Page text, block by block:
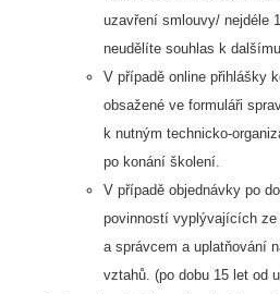
uzavření smlouvy/ nejdéle
neudělíte souhlas k
V případě online přihlášky
obsažené ve formuláři
k nutným technicko-
po konání školení.
V případě objednávky po
povinností vyplývajících
a správcem a uplatňování
vztahů. (po dobu 15 let od